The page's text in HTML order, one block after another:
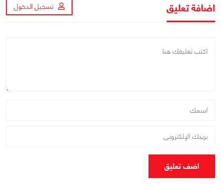
اضافة تعليق تسجيل الدخول
اضف تعليق